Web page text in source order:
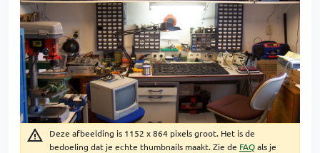
Deze afbeelding is 1152 x 864 pixels groot. Het is de
bedoeling dat je echte thumbnails maakt. Zie de FAQals je